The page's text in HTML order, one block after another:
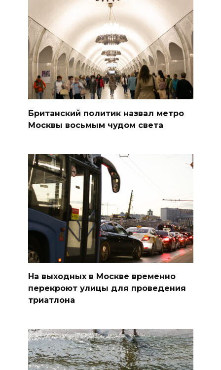
Британский политик назвал метро
Москвы восьмым чудом света
На выходных в Москве временно
перекроют улицы для проведения
триатлона